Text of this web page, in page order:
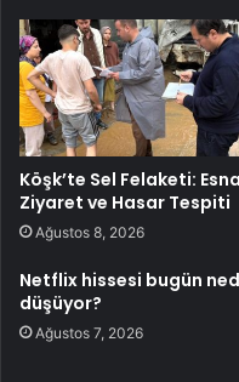
Köşk’te Sel Felaketi:
Ziyaret ve Hasar Tespiti
Ağustos 8, 2026
Netflix hissesi bugün
düşüyor?
Ağustos 7, 2026